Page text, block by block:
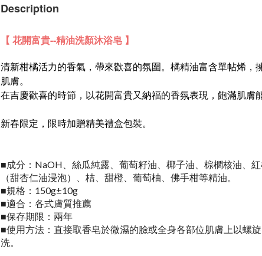
Description
【 花開富貴--精油洗顏沐浴皂 】
清新柑橘活力的香氣，帶來歡喜的氛圍。橘精油富含單帖烯，
肌膚。
在吉慶歡喜的時節，以花開富貴又納福的香氛表現，飽滿肌膚
新春限定， 限時加贈精美禮盒包裝。
■成分：NaOH、絲瓜純露、葡萄籽油、椰子油、棕櫚核油、
（甜杏仁油浸泡）
、桔、甜橙、葡萄柚、佛手柑等精油。
■規格：150g±10g
■適合：各式膚質推薦
■保存期限：兩年
■使用方法：直接取香皂於微濕的臉或全身各部位肌膚上以螺
洗。